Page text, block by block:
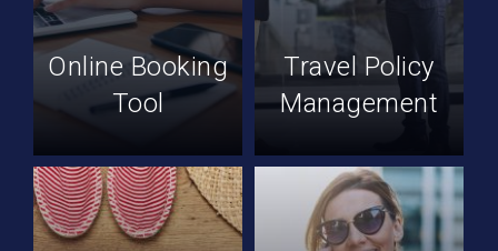
Online Booking
Tool
Travel Policy
Management